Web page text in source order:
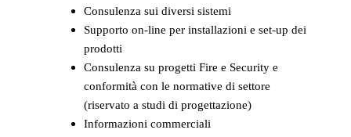
Consulenza sui diversi sistemi
Supporto on-line per installazioni e set-up dei
prodotti
Consulenza su progetti Fire e Security e
conformità con le normative di settore
(riservato a studi di progettazione)
Informazioni commerciali